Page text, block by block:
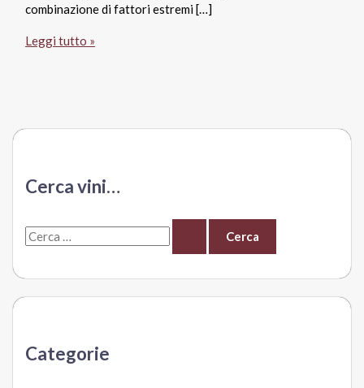
combinazione di fattori estremi […]
Il
è
industriale,
Ecco
perché
Leggi tutto »
Cerca vini…
C
r
:Categorie